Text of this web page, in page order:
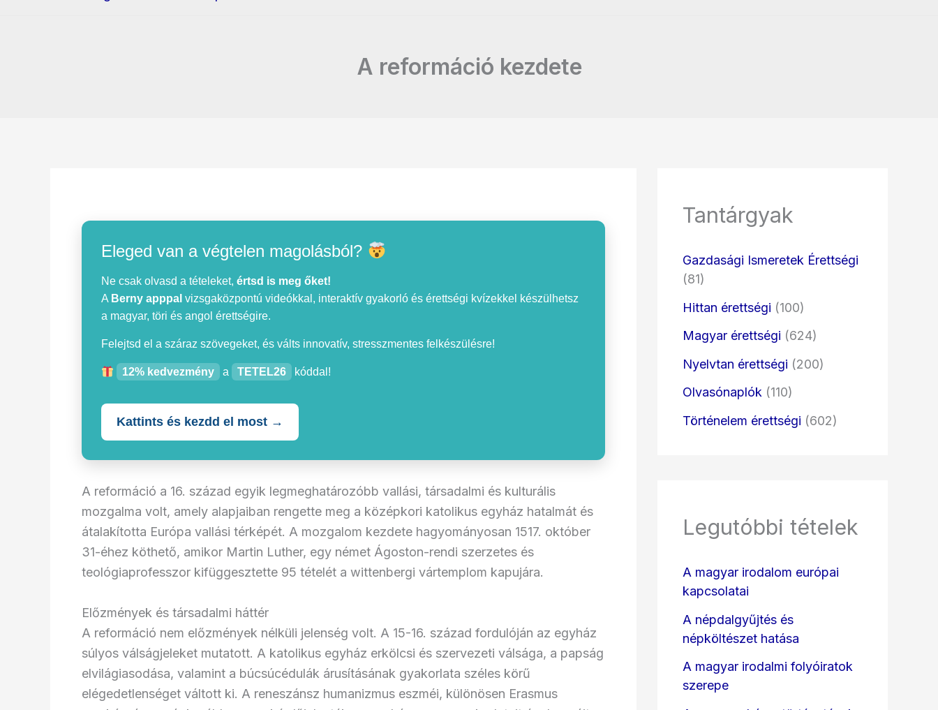
A reformáció kezdete
Eleged van a végtelen magolásból?
Ne csak olvasd a tételeket, értsd is meg őket!
A Berny apppal vizsgaközpontú videókkal, interaktív gyakorló és érettségi kvízekkel készülhetsz
a magyar, töri és angol érettségire.
Felejtsd el a száraz szövegeket, és válts innovatív, stresszmentes felkészülésre!
12% kedvezmény a TETEL26 kóddal!
Kattints és kezdd el most →
A reformáció a 16. század egyik legmeghatározóbb vallási, társadalmi és kulturális
mozgalma volt, amely alapjaiban rengette meg a középkori katolikus egyház hatalmát és
átalakította Európa vallási térképét. A mozgalom kezdete hagyományosan 1517. október
31-éhez köthető, amikor Martin Luther, egy német Ágoston-rendi szerzetes és
teológiaprofesszor kifüggesztette 95 tételét a wittenbergi vártemplom kapujára.
Előzmények és társadalmi háttér
A reformáció nem előzmények nélküli jelenség volt. A 15-16. század fordulóján az egyház
súlyos válságjeleket mutatott. A katolikus egyház erkölcsi és szervezeti válsága, a papság
elvilágiasodása, valamint a búcsúcédulák árusításának gyakorlata széles körű
elégedetlenséget váltott ki. A reneszánsz humanizmus eszméi, különösen Erasmus
Tantárgyak
Gazdasági Ismeretek Érettségi
(81)
Hittan érettségi (100)
Magyar érettségi (624)
Nyelvtan érettségi (200)
Olvasónaplók (110)
Történelem érettségi (602)
Legutóbbi tételek
A magyar irodalom európai
kapcsolatai
A népdalgyűjtés és
népköltészet hatása
A magyar irodalmi folyóiratok
szerepe